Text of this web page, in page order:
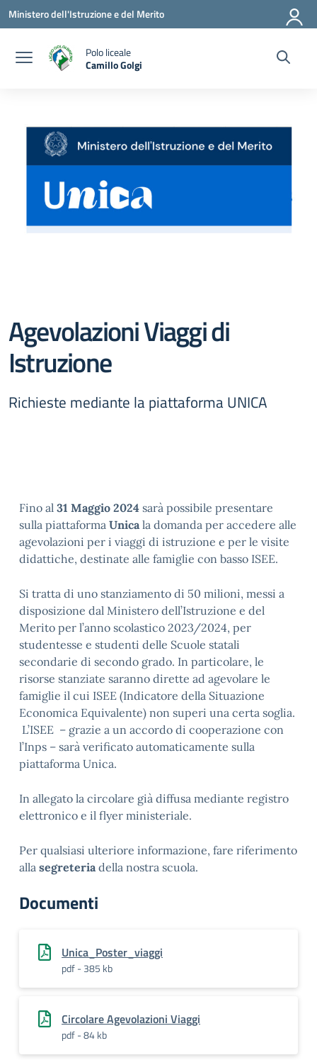
Vai ai contenuti
Vai al menu di navigazione
Vai al footer
Ministero dell'Istruzione e del Merito
Polo liceale
Camillo Golgi
— Visita la pagina iniziale della scuola
Agevolazioni Viaggi di
Istruzione
Richieste mediante la piattaforma UNICA
Fino al 31 Maggio 2024 sarà possibile presentare
sulla piattaforma Unicala domanda per accedere alle
agevolazioni per i viaggi di istruzione e per le visite
didattiche, destinate alle famiglie con basso ISEE.
Si tratta di uno stanziamento di 50 milioni, messi a
disposizione dal Ministero dell’Istruzione e del
Merito per l’anno scolastico 2023/2024, per
studentesse e studenti delle Scuole statali
secondarie di secondo grado. In particolare, le
risorse stanziate saranno dirette ad agevolare le
famiglie il cui ISEE (Indicatore della Situazione
Economica Equivalente) non superi una certa soglia.
L’ISEE – grazie a un accordo di cooperazione con
l’Inps – sarà verificato automaticamente sulla
piattaforma Unica.
In allegato la circolare già diffusa mediante registro
elettronico e il flyer ministeriale.
Per qualsiasi ulteriore informazione, fare riferimento
alla segreteriadella nostra scuola.
Documenti
Unica_Poster_viaggi
pdf - 385 kb
Circolare Agevolazioni Viaggi
pdf - 84 kb